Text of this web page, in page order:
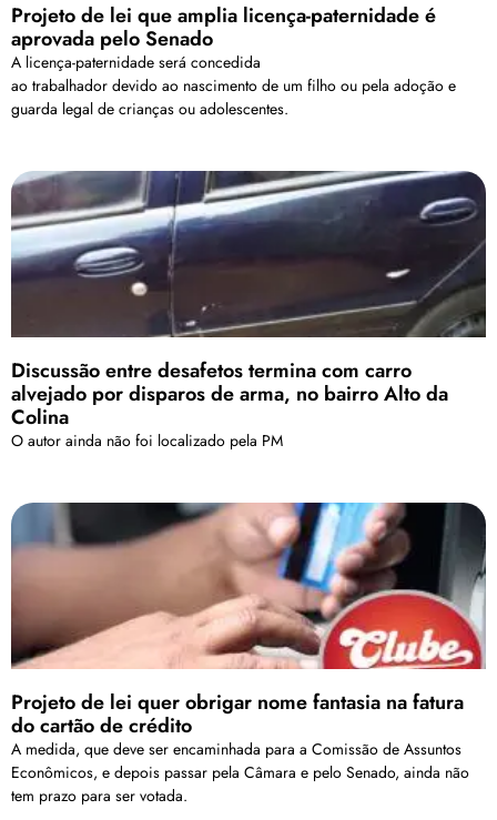
Projeto de lei que amplia licença-paternidade é
aprovada pelo Senado
A licença-paternidade será concedida
ao trabalhador devido ao nascimento de um filho ou pela adoção e
guarda legal de crianças ou adolescentes.
Discussão entre desafetos termina com carro
alvejado por disparos de arma, no bairro Alto da
Colina
O autor ainda não foi localizado pela PM
Projeto de lei quer obrigar nome fantasia na fatura
do cartão de crédito
A medida, que deve ser encaminhada para a Comissão de Assuntos
Econômicos, e depois passar pela Câmara e pelo Senado, ainda não
tem prazo para ser votada.